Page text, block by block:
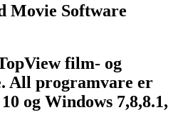
Movie Software
film- og
All programvare er
og Windows 7,8,8.1,